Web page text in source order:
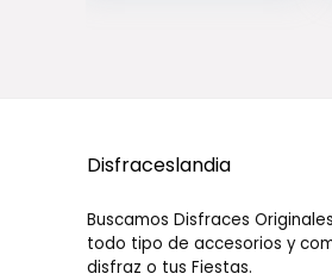
Disfraceslandia
Buscamos Disfraces
todo tipo de accesorios y
disfraz o tus Fiestas.